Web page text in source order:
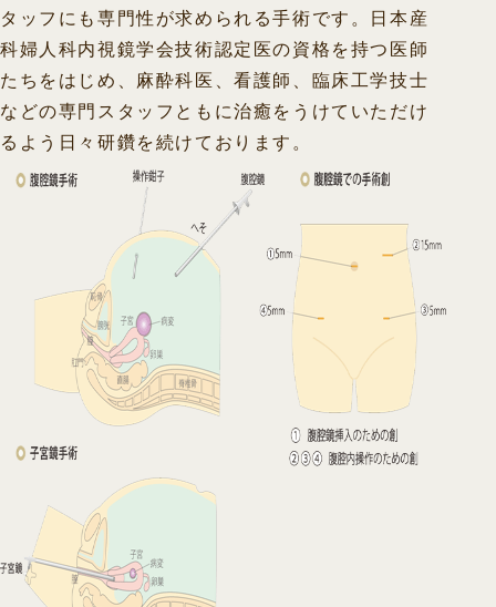
タッフにも専門性が求められる手術です。日本産
科婦人科内視鏡学会技術認定医の資格を持つ医師
たちをはじめ、麻酔科医、看護師、臨床工学技士
などの専門スタッフともに治癒をうけていただけ
るよう日々研鑽を続けております。